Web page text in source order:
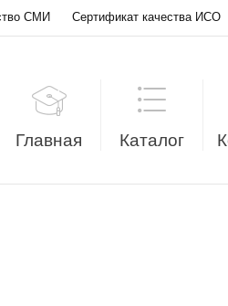
СМИ Сертификат качества ИСО
Главная Каталог